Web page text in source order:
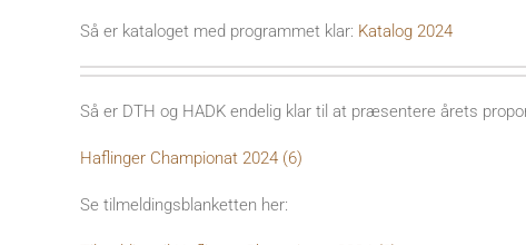
Så er kataloget med programmet klar: Katalog 2024
Så er DTH og HADK endelig klar til at præsentere årets
Haflinger Championat 2024 (6)
Se tilmeldingsblanketten her: